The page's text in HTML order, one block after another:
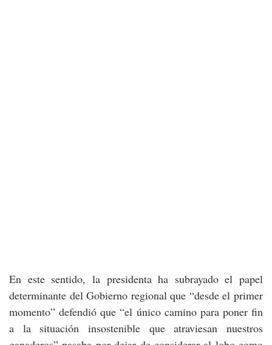
En este sentido, la presidenta ha subrayado el papel
determinante del Gobierno regional que “desde el primer
momento” defendió que “el único camino para poner fin
a la situación insostenible que atraviesan nuestros